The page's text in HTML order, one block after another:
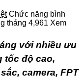
Chức năng bình
tháng 4,961 Xem
với nhiều ưu
tốc độ cao,
camera, FPT